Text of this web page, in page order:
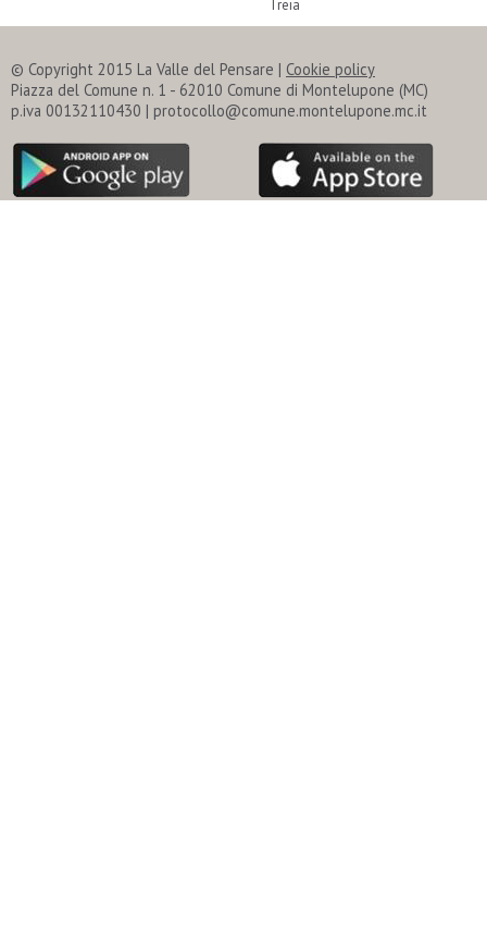
Treia
© Copyright 2015 La Valle del Pensare | Cookie policy
Piazza del Comune n. 1 - 62010 Comune di Montelupone (MC)
p.iva 00132110430 | protocollo@comune.montelupone.mc.it